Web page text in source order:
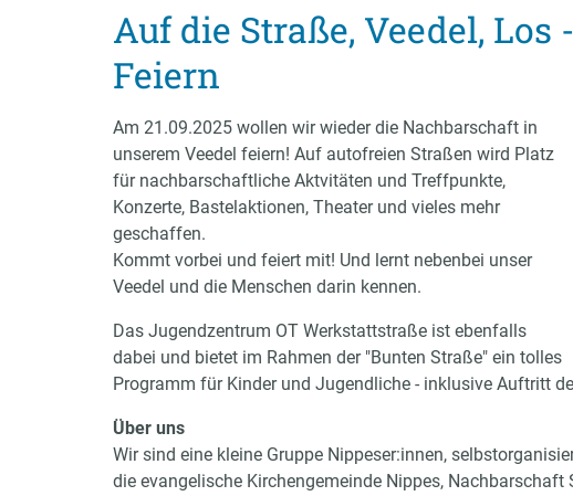
Auf die Straße, Veedel,
Feiern
Am 21.09.2025 wollen wir wieder die Nachbarschaft in
unserem Veedel feiern! Auf autofreien Straßen wird Platz
für nachbarschaftliche Aktvitäten und Treffpunkte,
Konzerte, Bastelaktionen, Theater und vieles mehr
geschaffen.
Kommt vorbei und feiert mit! Und lernt nebenbei unser
Veedel und die Menschen darin kennen.
Das Jugendzentrum OT Werkstattstraße ist ebenfalls
dabei und bietet im Rahmen der "Bunten Straße" ein tolles
Programm für Kinder und Jugendliche - inklusive Auftritt
Über uns
Wir sind eine kleine Gruppe Nippeser:innen,
die evangelische Kirchengemeinde Nippes,